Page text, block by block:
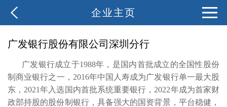
企业主页
广发银行股份有限公司深圳分行
广发银行成立于1988年，是国内首批成立的全国性股份
制商业银行之一，2016年中国人寿成为广发银行单一最大股
东，2021年入选国内首批系统重要银行，2022年成为首家财
政部持股的股份制银行，具备强大的国资背景，平台稳健，